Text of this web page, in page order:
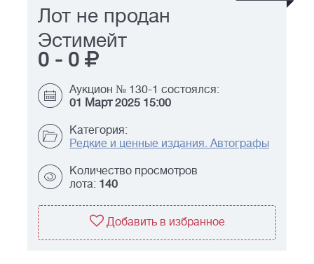
Лот не продан
Эстимейт
0 - 0
Аукцион № 130-1 состоялся:
01 Март 2025 15:00
Категория:
Редкие и ценные издания. Автографы
Количество просмотров
лота: 140
Добавить в избранное